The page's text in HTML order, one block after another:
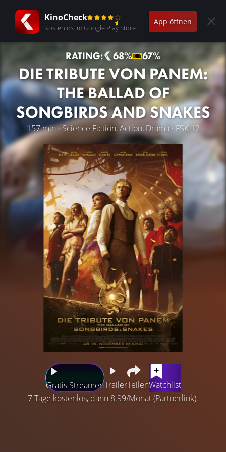
KinoCheck
Kostenlos im Google Play Store
App öffnen
RATING: 68% 67%
DIE TRIBUTE VON PANEM:
THE BALLAD OF
SONGBIRDS AND SNAKES
157 min · Science Fiction, Action, Drama · FSK 12
Gratis StreamenTrailerTeilenWatchlist
7 Tage kostenlos, dann 8.99/Monat (Partnerlink).